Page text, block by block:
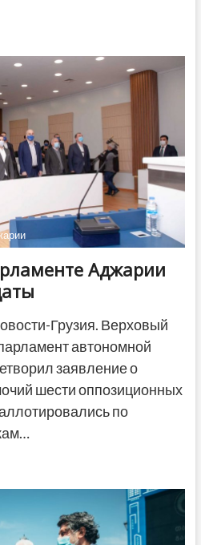
Аджарии
Грузия. Верховый
автономной
заявление о
шести оппозиционных
по